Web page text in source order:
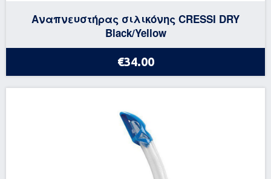
Αναπνευστήρας σιλικόνης CRESSI DRY
Black/Yellow
€34.00